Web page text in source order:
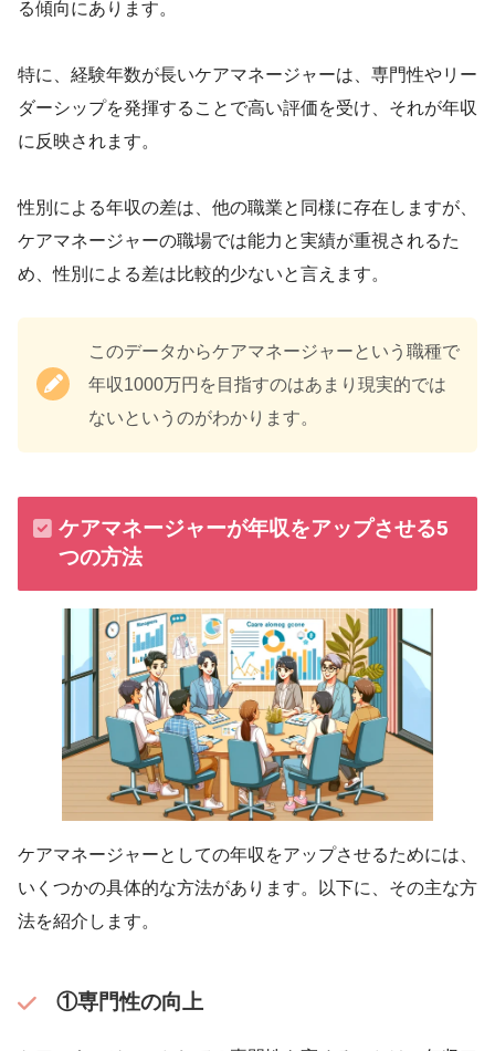
る傾向にあります。
特に、経験年数が長いケアマネージャーは、専門性やリー
ダーシップを発揮することで高い評価を受け、それが年収
に反映されます。
性別による年収の差は、他の職業と同様に存在しますが、
ケアマネージャーの職場では能力と実績が重視されるた
め、性別による差は比較的少ないと言えます。
このデータからケアマネージャーという職種で
年収1000万円を目指すのはあまり現実的では
ないというのがわかります。
ケアマネージャーが年収をアップさせる5
つの方法
ケアマネージャーとしての年収をアップさせるためには、
いくつかの具体的な方法があります。以下に、その主な方
法を紹介します。
①専門性の向上